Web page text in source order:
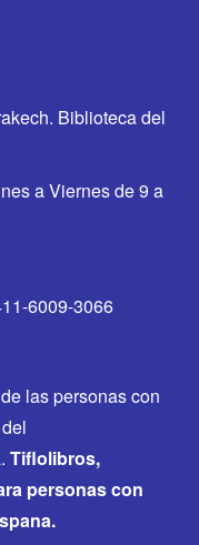
Biblioteca del
a Viernes de 9 a
6009-3066
las personas con
Tiflolibros,
personas con